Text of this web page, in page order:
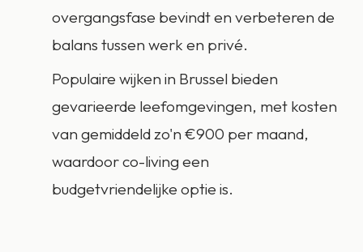
overgangsfase bevindt en verbeteren de
balans tussen werk en privé.
Populaire wijken in Brussel bieden
gevarieerde leefomgevingen, met kosten
van gemiddeld zo'n €900 per maand,
waardoor co-living een
budgetvriendelijke optie is.